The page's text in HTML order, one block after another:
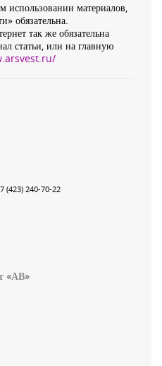
использовании материалов,
обязательна.
так же обязательна
статьи, или на главную
(423) 240-70-22
«АВ»